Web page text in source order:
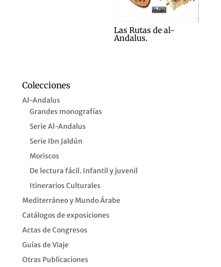
Las Rutas de al-
Andalus.
Colecciones
Al-Andalus
Grandes monografías
Serie Al-Andalus
Serie Ibn Jaldún
Moriscos
De lectura fácil. Infantil y juvenil
Itinerarios Culturales
Mediterráneo y Mundo Árabe
Catálogos de exposiciones
Actas de Congresos
Guías de Viaje
Otras Publicaciones